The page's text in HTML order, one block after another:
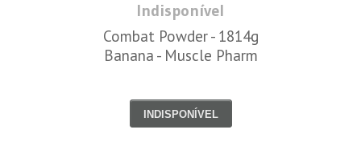
Indisponível
Combat Powder - 1814g
Banana - Muscle Pharm
INDISPONÍVEL